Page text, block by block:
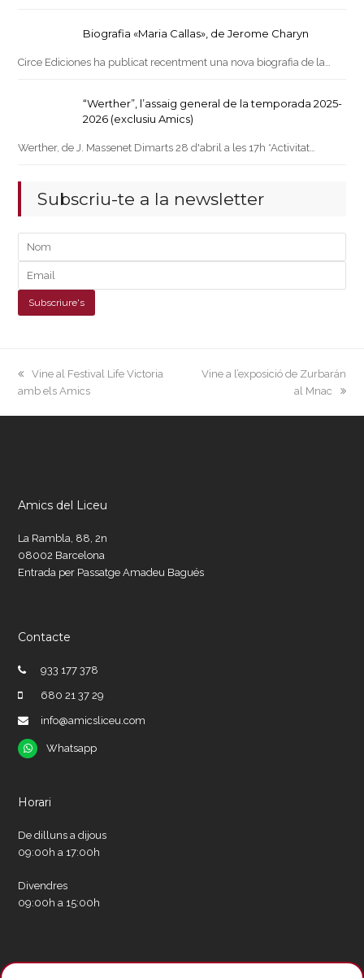
Biografia «Maria Callas», de Jerome Charyn
Circe Ediciones ha publicat recentment una nova biografia de la…
“Werther”, l’assaig general de la temporada 2025-
2026 (exclusiu Amics)
Werther, de J. Massenet Dimarts 28 d'abril a les 17h *Activitat…
Subscriu-te a la newsletter
previous
post:
Vine al Festival Life Victoria
amb els Amics
next
Vine a l’exposició de Zurbarán
al Mnac
Amics del Liceu
La Rambla, 88, 2n
08002 Barcelona
Entrada per Passatge Amadeu Bagués
Contacte
933 177 378
680 21 37 29
info@amicsliceu.com
Whatsapp
Whatsapp
Horari
De dilluns a dijous
09:00h a 17:00h
Divendres
09:00h a 15:00h
Xarxes socials